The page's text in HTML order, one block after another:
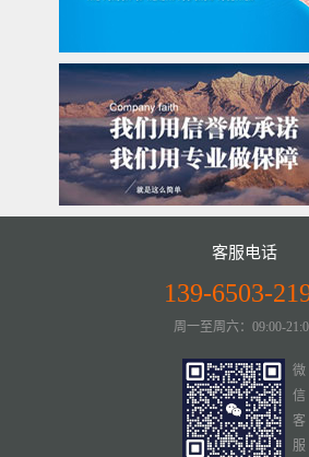
客服电话
139-6503-
周一至周六：09:00-
微
信
客
服